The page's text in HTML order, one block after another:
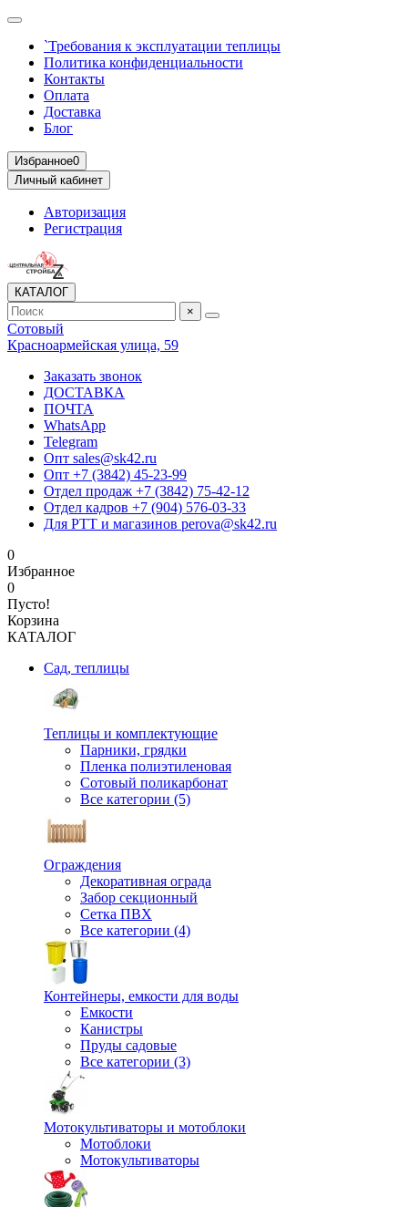
`Требования к эксплуатации теплицы
Политика конфиденциальности
Контакты
Оплата
Доставка
Блог
Избранное0
Личный кабинет
Авторизация
Регистрация
КАТАЛОГ
×
Сотовый
Красноармейская улица, 59
Заказать звонок
ДОСТАВКА
ПОЧТА
WhatsApp
Telegram
Опт sales@sk42.ru
Опт +7 (3842) 45-23-99
Отдел продаж +7 (3842) 75-42-12
Отдел кадров +7 (904) 576-03-33
Для РТТ и магазинов perova@sk42.ru
0
Избранное
0
Пусто!
Корзина
КАТАЛОГ
Сад, теплицы
Теплицы и комплектующие
Парники, грядки
Пленка полиэтиленовая
Сотовый поликарбонат
Все категории (5)
Ограждения
Декоративная ограда
Забор секционный
Сетка ПВХ
Все категории (4)
Контейнеры, емкости для воды
Емкости
Канистры
Пруды садовые
Все категории (3)
Мотокультиваторы и мотоблоки
Мотоблоки
Мотокультиваторы